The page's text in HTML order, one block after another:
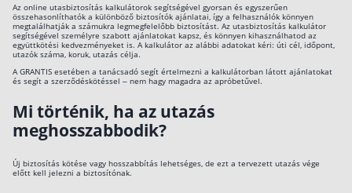
Az online utasbiztosítás kalkulátorok segítségével gyorsan és egyszerűen
összehasonlíthatók a különböző biztosítók ajánlatai, így a felhasználók könnyen
megtalálhatják a számukra legmegfelelőbb biztosítást. Az utasbiztosítás kalkulátor
segítségével személyre szabott ajánlatokat kapsz, és könnyen kihasználhatod az
együttkötési kedvezményeket is. A kalkulátor az alábbi adatokat kéri: úti cél, időpont,
utazók száma, koruk, utazás célja.
A GRANTIS esetében a tanácsadó segít értelmezni a kalkulátorban látott ajánlatokat
és segít a szerződéskötéssel – nem hagy magadra az apróbetűvel.
Mi történik, ha az utazás
meghosszabbodik?
Új biztosítás kötése vagy hosszabbítás lehetséges, de ezt a tervezett utazás vége
előtt kell jelezni a biztosítónak.